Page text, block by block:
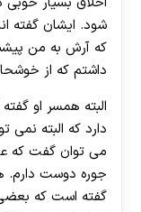
شود. ایشان گفته
که آرش به من
داشتم که از
البته همسر او
دارد که البته
می توان گفت که
جوره دوست
گفته است که